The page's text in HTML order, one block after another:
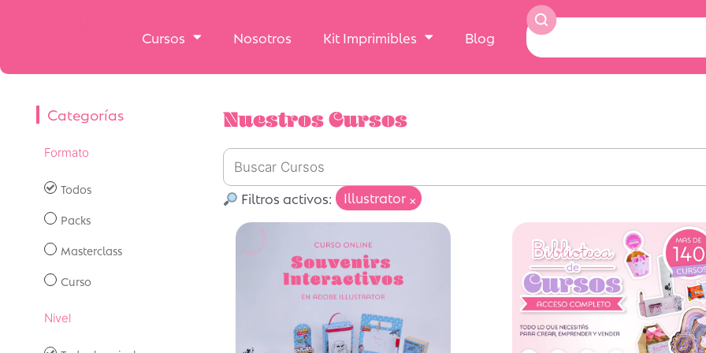
Cursos Nosotros Kit Imprimibles Blog
Categorías
Formato
Todos
Packs
Masterclass
Curso
Nivel
Nuestros Cursos
Filtros activos: Illustrator ×